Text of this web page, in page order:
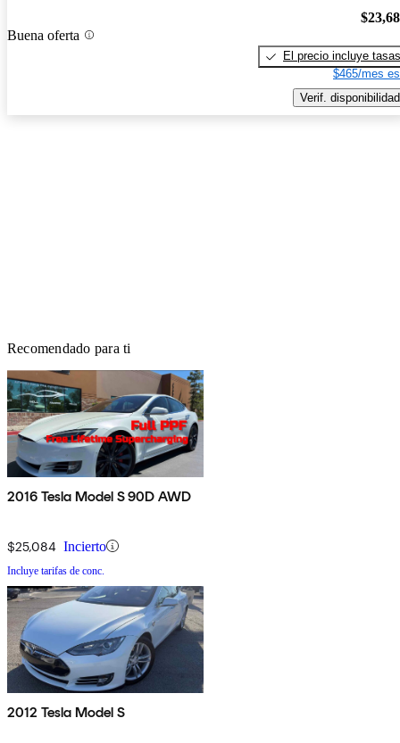
Buena oferta
El precio incluye tasas
$465/mes
Verif. disponibilidad
Recomendado para ti
2016 Tesla Model S 90D AWD
$25,084 Incierto
Incluye tarifas de conc.
2012 Tesla Model S